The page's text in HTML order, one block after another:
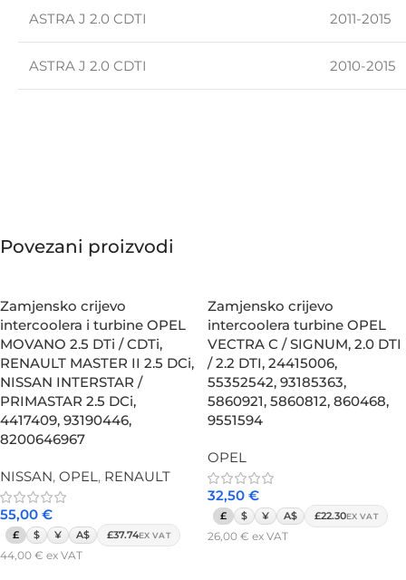
ASTRA J 2.0 CDTI 2011-2015
ASTRA J 2.0 CDTI 2010-2015
Povezani proizvodi
Zamjensko crijevo
intercoolera i turbine OPEL
MOVANO 2.5 DTi / CDTi,
RENAULT MASTER II 2.5 DCi,
NISSAN INTERSTAR /
PRIMASTAR 2.5 DCi,
4417409, 93190446,
8200646967
NISSAN, OPEL, RENAULT
55,00 €
£ $ ¥ A$ £37.74EX VAT
44,00 € ex VAT
Zamjensko crijevo
intercoolera turbine OPEL
VECTRA C / SIGNUM, 2.0 DTI
/ 2.2 DTI, 24415006,
55352542, 93185363,
5860921, 5860812, 860468,
9551594
OPEL
32,50 €
£ $ ¥ A$ £22.30EX VAT
26,00 € ex VAT